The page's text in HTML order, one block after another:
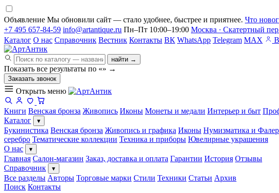
Объявление Мы обновили сайт — стало удобнее, быстрее и приятнее. Что
+7 495 657-84-59 info@artantique.ru Пн–Пт 10:00–19:00 Москва · Скатертный
Каталог О нас Справочник Вестник Контакты ВК WhatsApp Telegram MAX
найти →
Показать все результаты по «» →
Заказать звонок
Открыть меню
Книги Венская бронза Живопись Иконы Монеты и медали Интерьер и быт
Каталог
▾
Букинистика Венская бронза Живопись и графика Иконы Нумизматика и
серебро Тематические коллекции Техника и приборы Ювелирные украшения
О нас
▾
Главная Салон-магазин Заказ, доставка и оплата Гарантии История Отзывы
Справочник
▾
Все разделы Авторы Торговые марки Стили Техники Статьи Архив
Поиск Контакты